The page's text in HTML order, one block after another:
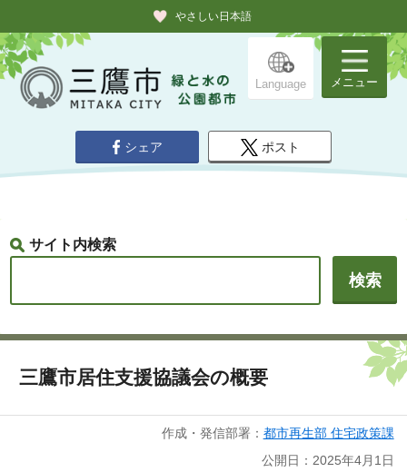
やさしい日本語
Language メニュー
シェア ポスト
サイト内検索
三鷹市居住支援協議会の概要
作成・発信部署： 都市再生部 住宅政策課
公開日：2025年4月1日